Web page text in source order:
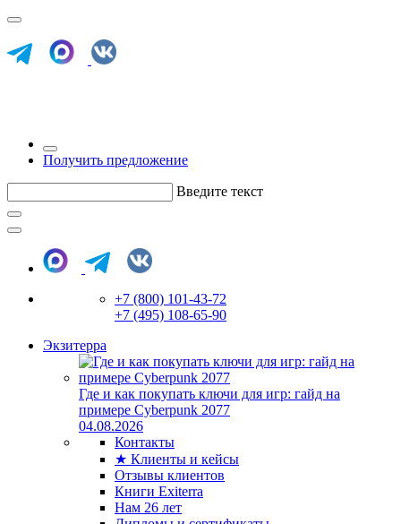
Получить предложение
Введите текст
+7 (800) 101-43-72
+7 (495) 108-65-90
Экзитерра
Где и как покупать ключи для игр: гайд на
примере Cyberpunk 2077
04.08.2026
Контакты
★ Клиенты и кейсы
Отзывы клиентов
Книги Exiterra
Нам 26 лет